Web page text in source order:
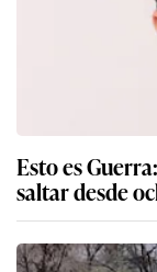
Esto es
saltar desde